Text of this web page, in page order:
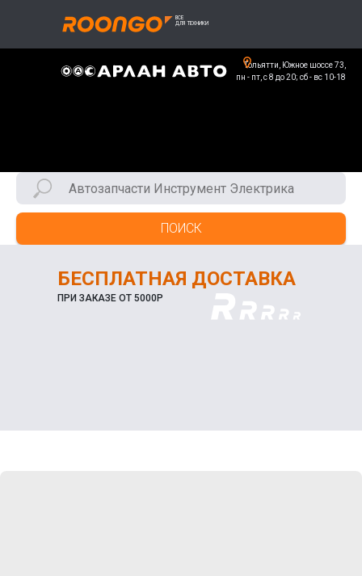
Тольятти, Южное шоссе 73,
пн - пт, с 8 до 20; сб - вс 10-18
ПОИСК
БЕСПЛАТНАЯ ДОСТАВКА
ПРИ ЗАКАЗЕ ОТ 5000Р